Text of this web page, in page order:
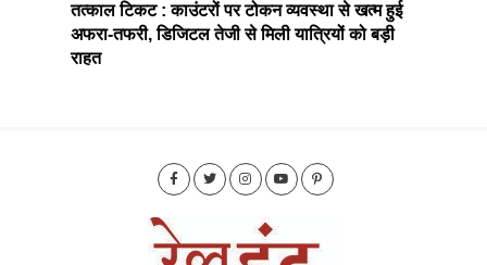
तत्काल टिकट : काउंटरों पर टोकन व्यवस्था से खत्म हुई
अफरा-तफरी, डिजिटल तेजी से मिली यात्रियों को बड़ी
राहत